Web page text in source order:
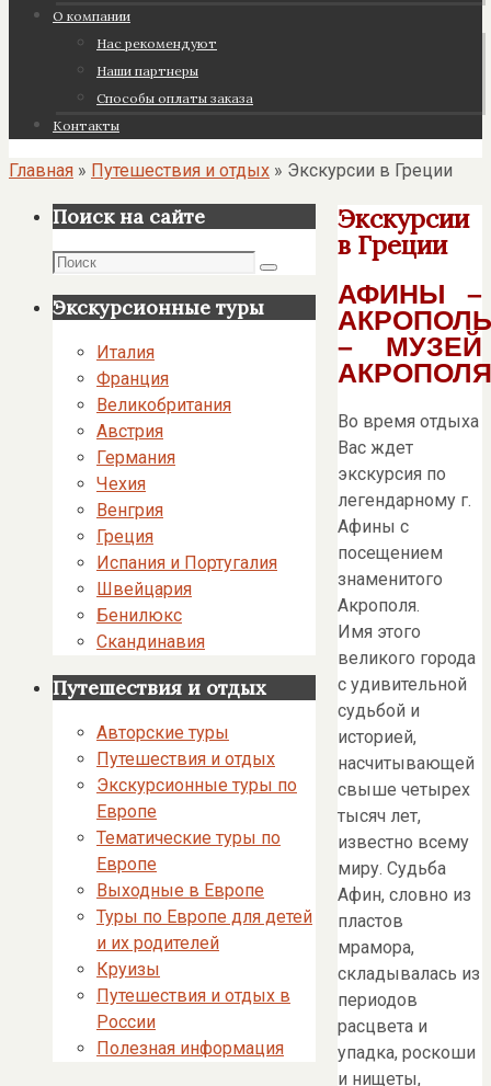
О компании
Нас рекомендуют
Наши партнеры
Cпособы оплаты заказа
Контакты
Главная » Путешествия и отдых » Экскурсии в Греции
Экскурсии
в Греции
АФИНЫ –
АКРОПОЛЬ
– МУЗЕЙ
АКРОПОЛЯ
Во время отдыха
Вас ждет
экскурсия по
легендарному г.
Афины с
посещением
знаменитого
Акрополя.
Имя этого
великого города
с удивительной
судьбой и
историей,
насчитывающей
свыше четырех
тысяч лет,
известно всему
миру. Судьба
Афин, словно из
пластов
мрамора,
складывалась из
периодов
расцвета и
упадка, роскоши
и нищеты,
Поиск на сайте
Поиск
Поиск
Экскурсионные туры
Италия
Франция
Великобритания
Австрия
Германия
Чехия
Венгрия
Греция
Испания и Португалия
Швейцария
Бенилюкс
Скандинавия
Путешествия и отдых
Авторские туры
Путешествия и отдых
Экскурсионные туры по
Европе
Тематические туры по
Европе
Выходные в Европе
Туры по Европе для детей
и их родителей
Круизы
Путешествия и отдых в
России
Полезная информация